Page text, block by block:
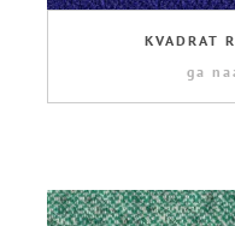
KVADRAT
ga